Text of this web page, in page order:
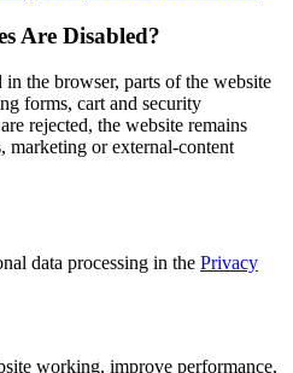
Are Disabled?
the browser, parts of the website
forms, cart and security
rejected, the website remains
marketing or external-content
data processing in the Privacy
working, improve performance,